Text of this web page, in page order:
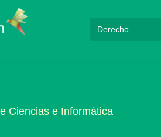
Ciencias e Informática